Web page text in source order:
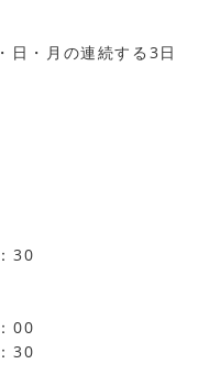
日・月の連続する3日
30
00
30